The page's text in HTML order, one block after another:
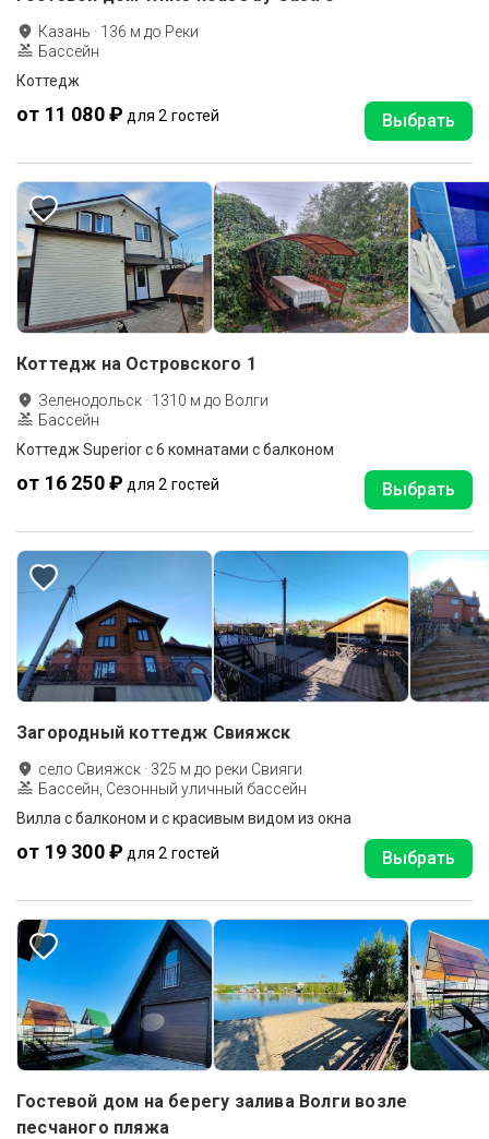
Казань · 136 м до Реки
Бассейн
Коттедж
от 11 080 ₽ для 2 гостей Выбрать
Коттедж на Островского 1
Зеленодольск · 1310 м до Волги
Бассейн
Коттедж Superior с 6 комнатами с балконом
от 16 250 ₽ для 2 гостей Выбрать
Загородный коттедж Свияжск
село Свияжск · 325 м до реки Свияги
Бассейн, Сезонный уличный бассейн
Вилла с балконом и с красивым видом из окна
от 19 300 ₽ для 2 гостей Выбрать
Гостевой дом на берегу залива Волги возле
песчаного пляжа